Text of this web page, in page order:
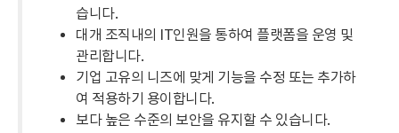
습니다.
대개 조직내의 IT인원을 통하여 플랫폼을 운영 및
관리합니다.
기업 고유의 니즈에 맞게 기능을 수정 또는 추가하
여 적용하기 용이합니다.
보다 높은 수준의 보안을 유지할 수 있습니다.